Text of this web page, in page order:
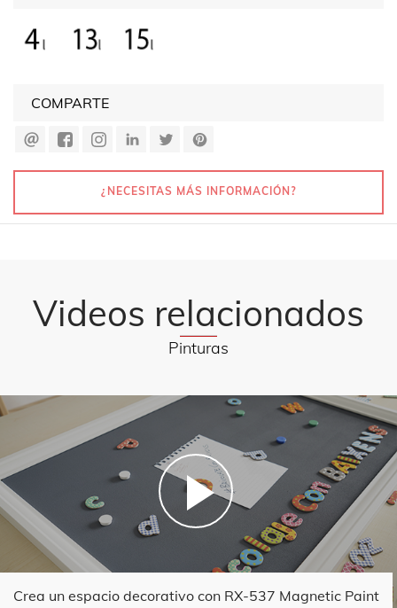
COMPARTE
¿NECESITAS MÁS INFORMACIÓN?
Videos relacionados
Pinturas
Crea un espacio decorativo con RX-537 Magnetic Paint